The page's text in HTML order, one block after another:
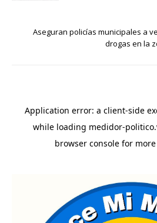
Aseguran policías municipales a
drogas en la